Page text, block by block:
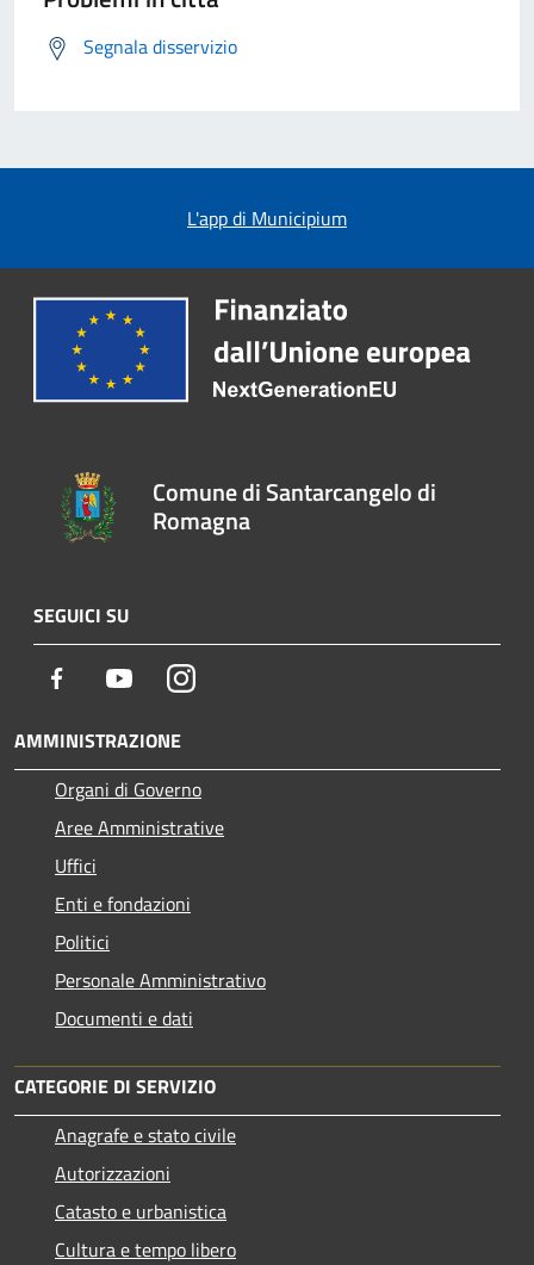
Segnala disservizio
L'app di Municipium
Comune di Santarcangelo di
Romagna
SEGUICI SU
Facebook YoutubeInstagram
AMMINISTRAZIONE
Organi di Governo
Aree Amministrative
Uffici
Enti e fondazioni
Politici
Personale Amministrativo
Documenti e dati
CATEGORIE DI SERVIZIO
Anagrafe e stato civile
Autorizzazioni
Catasto e urbanistica
Cultura e tempo libero